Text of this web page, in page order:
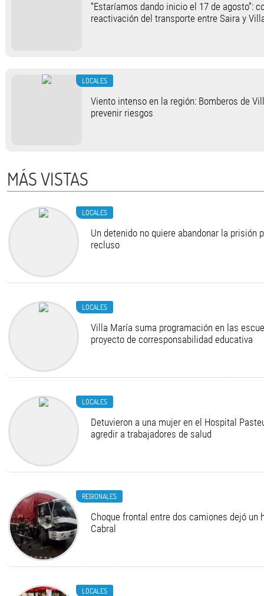
“Estaríamos dando inicio el 17 de agosto”:
reactivación del transporte entre Saira y
LOCALES
Viento intenso en la región: Bomberos de
prevenir riesgos
MÁS VISTAS
LOCALES
Un detenido no quiere abandonar la prisión
recluso
LOCALES
Villa María suma programación en las
proyecto de corresponsabilidad educativa
LOCALES
Detuvieron a una mujer en el Hospital
agredir a trabajadores de salud
REGIONALES
Choque frontal entre dos camiones dejó un
Cabral
LOCALES